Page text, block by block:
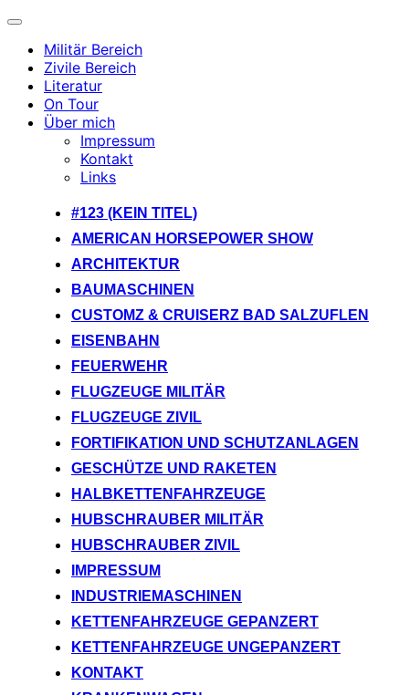
Navigation
umschalten
Militär Bereich
Zivile Bereich
Literatur
On Tour
Über mich
Impressum
Kontakt
Links
springen
#123 (KEIN TITEL)
AMERICAN HORSEPOWER SHOW
ARCHITEKTUR
BAUMASCHINEN
CUSTOMZ & CRUISERZ BAD SALZUFLEN
EISENBAHN
FEUERWEHR
FLUGZEUGE MILITÄR
FLUGZEUGE ZIVIL
FORTIFIKATION UND SCHUTZANLAGEN
GESCHÜTZE UND RAKETEN
HALBKETTENFAHRZEUGE
HUBSCHRAUBER MILITÄR
HUBSCHRAUBER ZIVIL
IMPRESSUM
INDUSTRIEMASCHINEN
KETTENFAHRZEUGE GEPANZERT
KETTENFAHRZEUGE UNGEPANZERT
KONTAKT